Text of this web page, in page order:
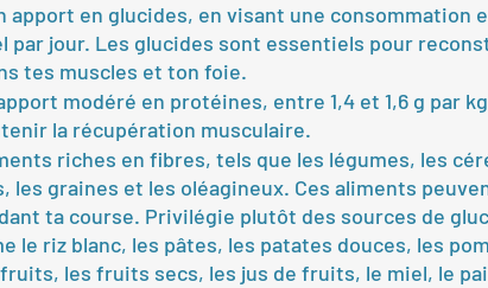
apport en glucides, en visant une consommation
par jour. Les glucides sont essentiels pour
tes muscles et ton foie.
modéré en protéines, entre 1,4 et 1,6 g par
la récupération musculaire.
riches en fibres, tels que les légumes, les
les graines et les oléagineux. Ces aliments
ta course. Privilégie plutôt des sources de
le riz blanc, les pâtes, les patates douces, les
les fruits secs, les jus de fruits, le miel, le